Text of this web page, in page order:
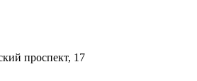
проспект, 17